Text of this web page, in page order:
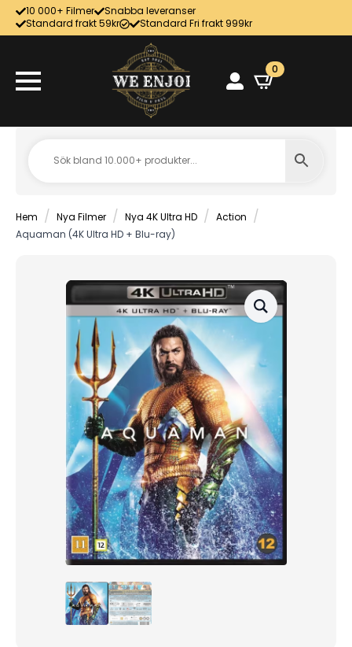
10 000+ Filmer
Snabba leveranser
Standard frakt 59kr
Standard Fri frakt 999kr
0
Hem Nya Filmer Nya 4K Ultra HD
Action
Aquaman (4K Ultra HD + Blu-ray)